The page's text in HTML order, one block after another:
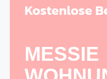
Kostenlose
MESSIE